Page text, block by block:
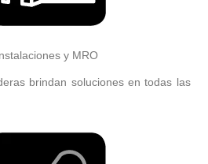
y MRO
brindan soluciones en todas las